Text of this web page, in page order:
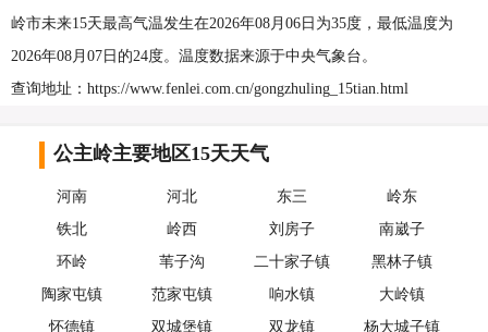
岭市未来15天最高气温发生在2026年08月06日为35度，最低温度为
2026年08月07日的24度。温度数据来源于中央气象台。
查询地址：https://www.fenlei.com.cn/gongzhuling_15tian.html
公主岭主要地区15天天气
河南 河北 东三
岭东
铁北
岭西 刘房子
南崴子
环岭
苇子沟 二十家子镇
黑林子镇
陶家屯镇
范家屯镇 响水镇
大岭镇
怀德镇
双城堡镇 双龙镇
杨大城子镇